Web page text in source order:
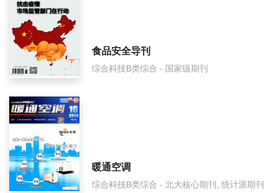
食品安全导刊
综合科技B类综合 - 国家级期刊
暖通空调
综合科技B类综合 - 北大核心期刊, 统计源期刊